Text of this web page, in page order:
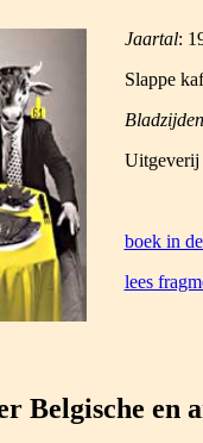
Jaartal:
Slappe
Bladzijden
Uitgeverij
boek in
lees
Belgische en